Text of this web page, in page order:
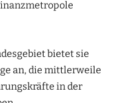
bietet sie
an, die mittlerweile
in der